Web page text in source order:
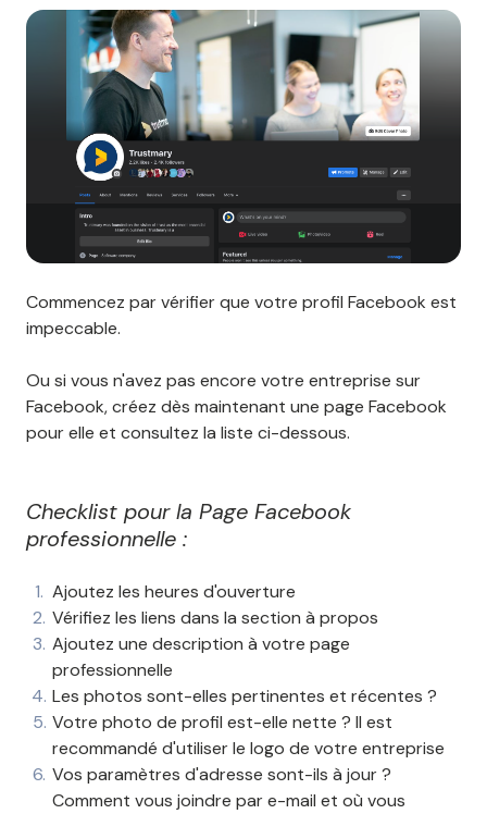
Commencez par vérifier que votre profil Facebook est
impeccable.
Ou si vous n'avez pas encore votre entreprise sur
Facebook, créez dès maintenant une page Facebook
pour elle et consultez la liste ci-dessous.
Checklist pour la Page Facebook
professionnelle :
Ajoutez les heures d'ouverture
Vérifiez les liens dans la section à propos
Ajoutez une description à votre page
professionnelle
Les photos sont-elles pertinentes et récentes ?
Votre photo de profil est-elle nette ? Il est
recommandé d'utiliser le logo de votre entreprise
Vos paramètres d'adresse sont-ils à jour ?
Comment vous joindre par e-mail et où vous